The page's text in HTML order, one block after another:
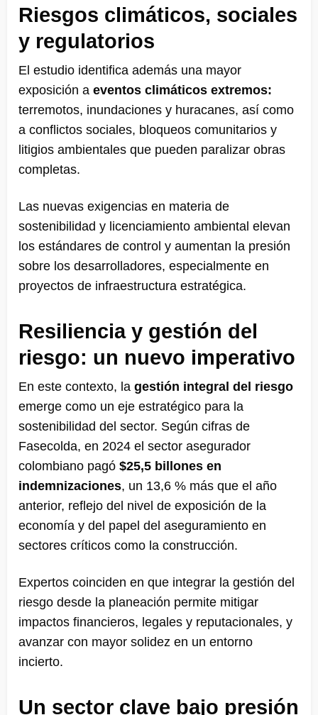
Riesgos climáticos, sociales
y regulatorios
El estudio identifica además una mayor
exposición a eventos climáticos extremos:
terremotos, inundaciones y huracanes, así como
a conflictos sociales, bloqueos comunitarios y
litigios ambientales que pueden paralizar obras
completas.
Las nuevas exigencias en materia de
sostenibilidad y licenciamiento ambiental elevan
los estándares de control y aumentan la presión
sobre los desarrolladores, especialmente en
proyectos de infraestructura estratégica.
Resiliencia y gestión del
riesgo: un nuevo imperativo
En este contexto, la gestión integral del riesgo
emerge como un eje estratégico para la
sostenibilidad del sector. Según cifras de
Fasecolda, en 2024 el sector asegurador
colombiano pagó $25,5 billones en
indemnizaciones, un 13,6 % más que el año
anterior, reflejo del nivel de exposición de la
economía y del papel del aseguramiento en
sectores críticos como la construcción.
Expertos coinciden en que integrar la gestión del
riesgo desde la planeación permite mitigar
impactos financieros, legales y reputacionales, y
avanzar con mayor solidez en un entorno
incierto.
Un sector clave bajo presión